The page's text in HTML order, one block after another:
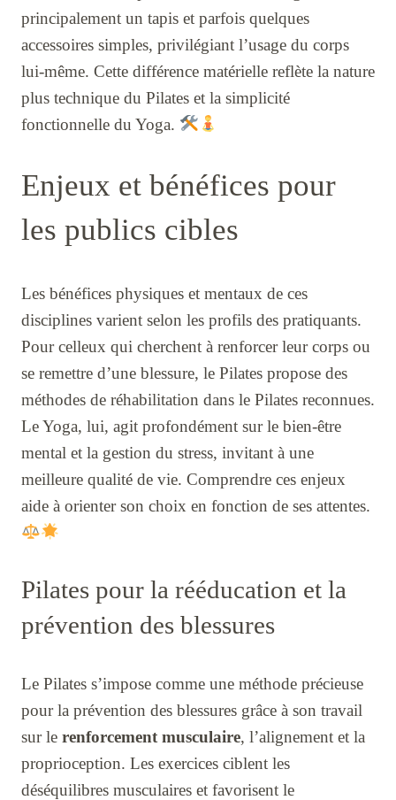
principalement un tapis et parfois quelques
accessoires simples, privilégiant l’usage du corps
lui-même. Cette différence matérielle reflète la nature
plus technique du Pilates et la simplicité
fonctionnelle du Yoga.
Enjeux et bénéfices pour
les publics cibles
Les bénéfices physiques et mentaux de ces
disciplines varient selon les profils des pratiquants.
Pour celleux qui cherchent à renforcer leur corps ou
se remettre d’une blessure, le Pilates propose des
méthodes de réhabilitation dans le Pilates reconnues.
Le Yoga, lui, agit profondément sur le bien-être
mental et la gestion du stress, invitant à une
meilleure qualité de vie. Comprendre ces enjeux
aide à orienter son choix en fonction de ses attentes.
Pilates pour la rééducation et la
prévention des blessures
Le Pilates s’impose comme une méthode précieuse
pour la prévention des blessures grâce à son travail
sur le renforcement musculaire, l’alignement et la
proprioception. Les exercices ciblent les
déséquilibres musculaires et favorisent le